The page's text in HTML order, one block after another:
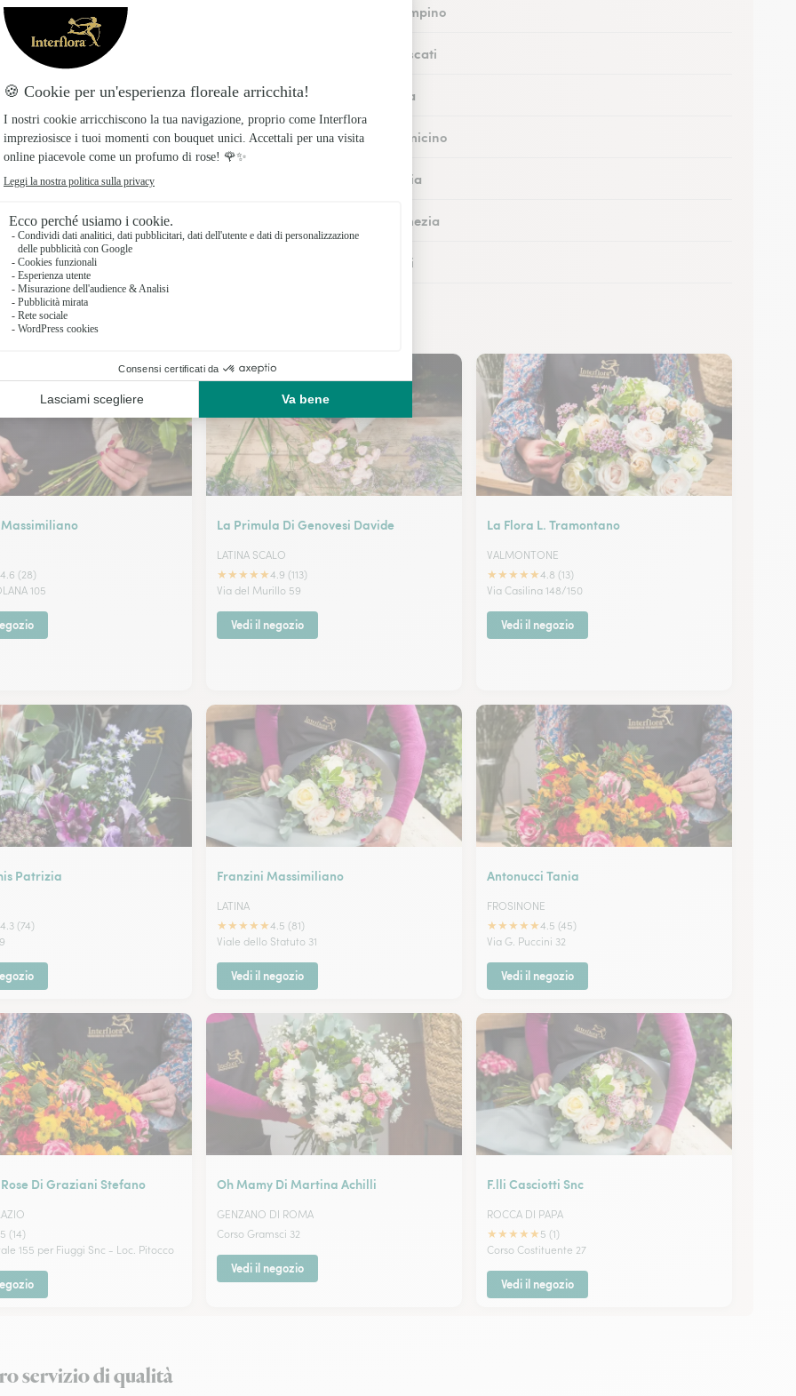
Fioristi a Ciampino
Fioristi a Frascati
Fioristi a Sora
Fioristi a Fiumicino
Fioristi a Acilia
Fioristi a Pomezia
Fioristi a Rieti
4.6 (28)
105
La Primula Di Genovesi Davide
LATINA SCALO
★★★★★4.9 (113)
Via del Murillo 59
Vedi il negozio
La Flora L. Tramontano
VALMONTONE
★★★★★4.8 (13)
Via Casilina 148/150
Vedi il negozio
Patrizia
4.3 (74)
Franzini Massimiliano
LATINA
★★★★★4.5 (81)
Viale dello Statuto 31
Vedi il negozio
Antonucci Tania
FROSINONE
★★★★★4.5 (45)
Via G. Puccini 32
Vedi il negozio
Di Graziani Stefano
5 (14)
155 per Fiuggi Snc - Loc. Pitocco
Oh Mamy Di Martina Achilli
GENZANO DI ROMA
Corso Gramsci 32
Vedi il negozio
F.lli Casciotti Snc
ROCCA DI PAPA
★★★★★ 5 (1)
Corso Costituente 27
Vedi il negozio
servizio di qualità